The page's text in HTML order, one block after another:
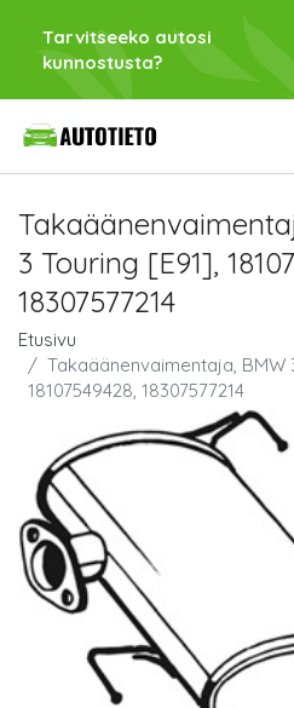
Tarvitseeko autosi
kunnostusta?
3 Touring [E91],
18307577214
Etusivu
Takaäänenvaimentaja, BMW
18107549428, 18307577214